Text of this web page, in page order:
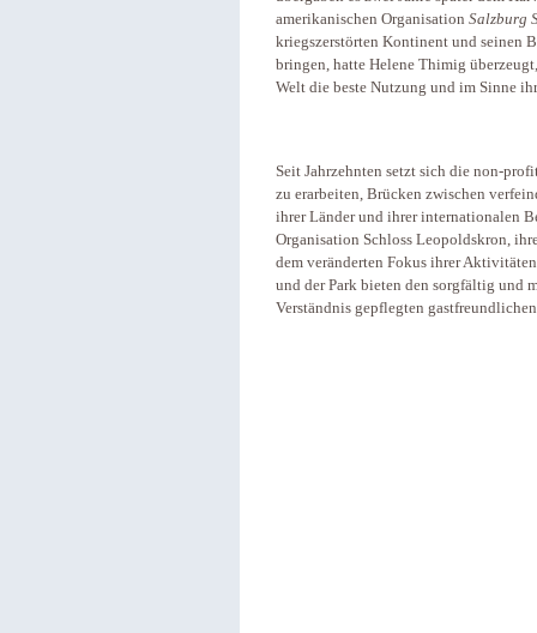
amerikanischen Organisation Salzburg
kriegszerstörten Kontinent und seinen
bringen, hatte Helene Thimig
Welt die beste Nutzung und im Sinne
Seit Jahrzehnten setzt sich die non-
zu erarbeiten, Brücken zwischen
ihrer Länder und ihrer internationalen
Organisation Schloss Leopoldskron,
dem veränderten Fokus ihrer
und der Park bieten den sorgfältig und
Verständnis gepflegten